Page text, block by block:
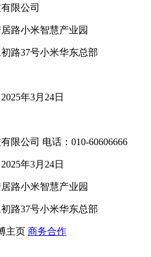
限公司
路小米智慧产业园
路37号小米华东总部
年3月24日
限公司 电话：010-60606666
年3月24日
路小米智慧产业园
路37号小米华东总部
主页 商务合作